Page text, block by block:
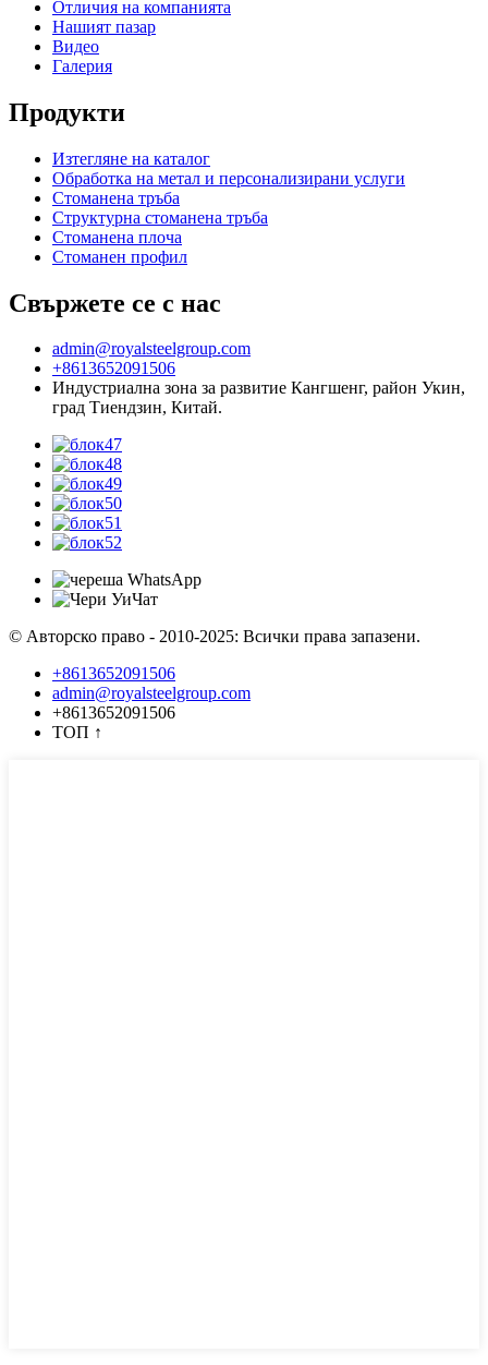
Отличия на компанията
Нашият пазар
Видео
Галерия
Продукти
Изтегляне на каталог
Обработка на метал и персонализирани услуги
Стоманена тръба
Структурна стоманена тръба
Стоманена плоча
Стоманен профил
Свържете се с нас
admin@royalsteelgroup.com
+8613652091506
Индустриална зона за развитие Кангшенг, район Укин,
град Тиендзин, Китай.
© Авторско право - 2010-2025: Всички права запазени.
+8613652091506
admin@royalsteelgroup.com
+8613652091506
ТОП ↑